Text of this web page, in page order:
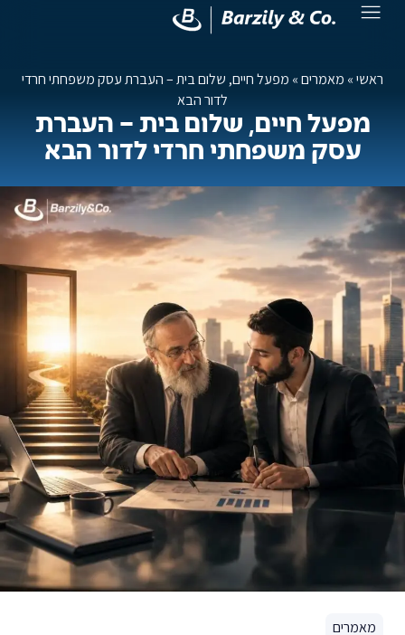
ראשי» מאמרים» מפעל חיים, שלום בית – העברת עסק משפחתי חרדי
לדור הבא
מפעל חיים, שלום בית – העברת
עסק משפחתי חרדי לדור הבא
מאמרים